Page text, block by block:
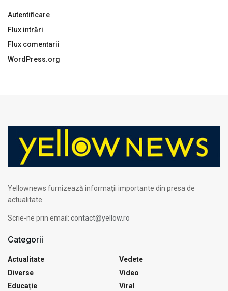
Autentificare
Flux intrări
Flux comentarii
WordPress.org
Yellownews furnizează informații importante din presa de
actualitate.
Scrie-ne prin email: contact@yellow.ro
Categorii
Actualitate
Diverse
Educație
Vedete
Video
Viral